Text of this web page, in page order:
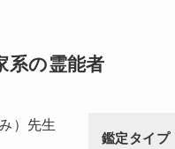
系の霊能者
鑑定タイプ